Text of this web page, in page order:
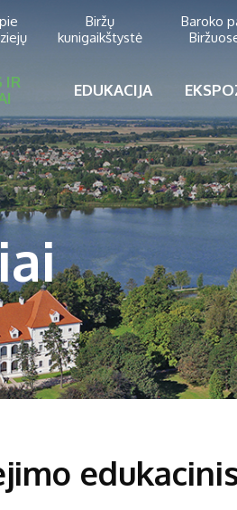
Biržų
kunigaikštystė
Baroko
IR
EDUKACIJA